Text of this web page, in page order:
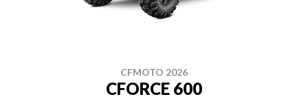
CFMOTO 2026
CFORCE 600